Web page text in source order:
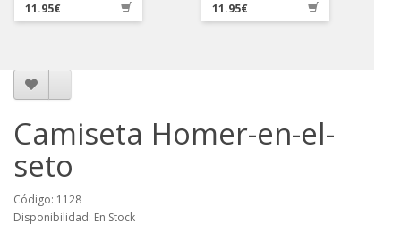
11.95€ 11.95€
Camiseta Homer-en-el-
seto
Código: 1128
Disponibilidad: En Stock